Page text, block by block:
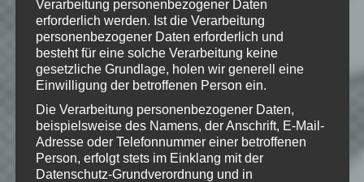
übrigen Marken und Handelsnamen sind
Eigentum ihrer jeweiligen Rechteinhaber.
Alle Rechte vorbehalten.
Wie gefällt dir dieser Beitrag?
Klicke hier und lasse
eine Bewertung da!
Verarbeitung personenbezogener Daten
erforderlich werden. Ist die Verarbeitung
personenbezogener Daten erforderlich und
besteht für eine solche Verarbeitung keine
gesetzliche Grundlage, holen wir generell eine
Einwilligung der betroffenen Person ein.
Die Verarbeitung personenbezogener Daten,
beispielsweise des Namens, der Anschrift, E-Mail-
Adresse oder Telefonnummer einer betroffenen
Person, erfolgt stets im Einklang mit der
Datenschutz-Grundverordnung und in